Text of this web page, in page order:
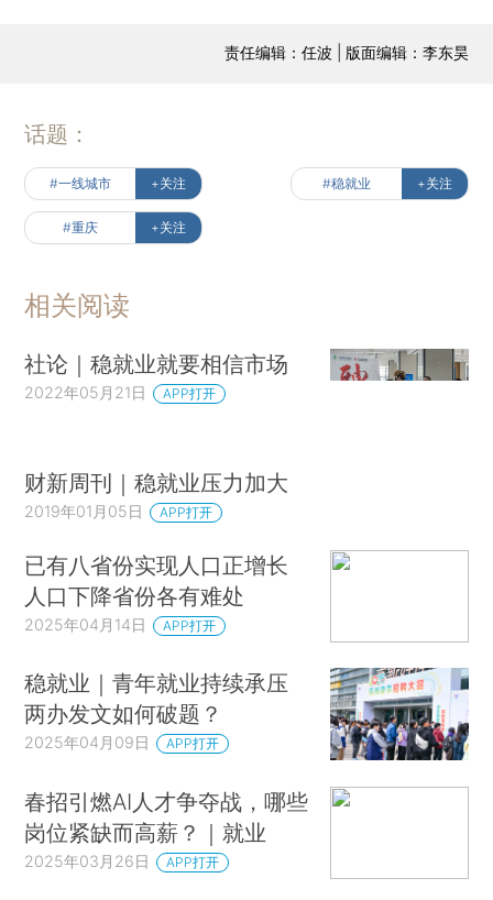
责任编辑：任波 | 版面编辑：李东昊
话题：
#一线城市 +关注 #稳就业 +关注
#重庆 +关注
相关阅读
社论｜稳就业就要相信市场
2022年05月21日 APP打开
财新周刊｜稳就业压力加大
2019年01月05日 APP打开
已有八省份实现人口正增长
人口下降省份各有难处
2025年04月14日 APP打开
稳就业｜青年就业持续承压
两办发文如何破题？
2025年04月09日 APP打开
春招引燃AI人才争夺战，哪些
岗位紧缺而高薪？｜就业
2025年03月26日 APP打开